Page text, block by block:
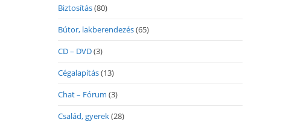
Biztosítás(80)
Bútor, lakberendezés(65)
CD – DVD(3)
Cégalapítás(13)
Chat – Fórum (3)
Család, gyerek(28)